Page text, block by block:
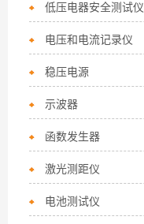
低压电器安全测试仪
电压和电流记录仪
稳压电源
示波器
函数发生器
激光测距仪
电池测试仪